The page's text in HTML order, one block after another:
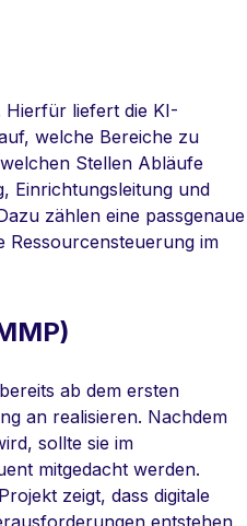
Hierfür liefert die KI-
welche Bereiche zu
Stellen Abläufe
Einrichtungsleitung und
zählen eine passgenaue
Ressourcensteuerung im
ab dem ersten
an realisieren. Nachdem
sollte sie im
mitgedacht werden.
zeigt, dass digitale
entstehen,